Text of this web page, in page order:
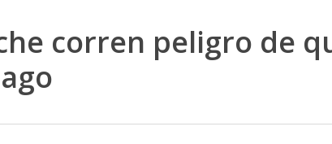
corren peligro de